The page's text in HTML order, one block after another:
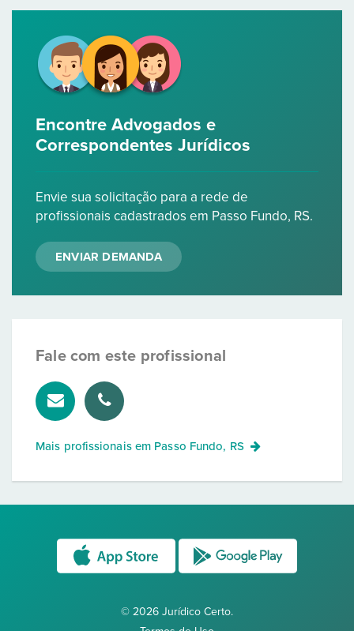
Encontre Advogados e
Correspondentes Jurídicos
Envie sua solicitação para a rede de
profissionais cadastrados em Passo Fundo, RS.
ENVIAR DEMANDA
Fale com este profissional
Mais profissionais em Passo Fundo, RS
© 2026 Jurídico Certo.